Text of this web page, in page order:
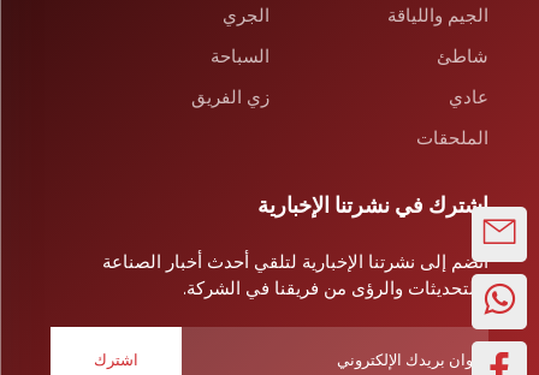
الجيم واللياقة
الجري
شاطئ
السباحة
عادي
زي الفريق
الملحقات
اشترك في نشرتنا الإخبارية
انضم إلى نشرتنا الإخبارية لتلقي أحدث أخبار الصناعة
والتحديثات والرؤى من فريقنا في الشركة.
اشترك